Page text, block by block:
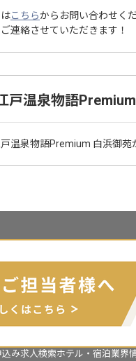
こちらからお問い合わせく
連絡させていただきます！
戸温泉物語
温泉物語Premium 白浜御
み求人検索ホテル・宿泊業界